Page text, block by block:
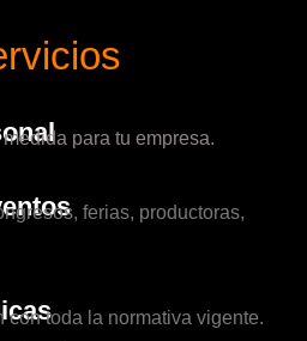
para tu empresa.
ferias, productoras,
con toda la normativa vigente.